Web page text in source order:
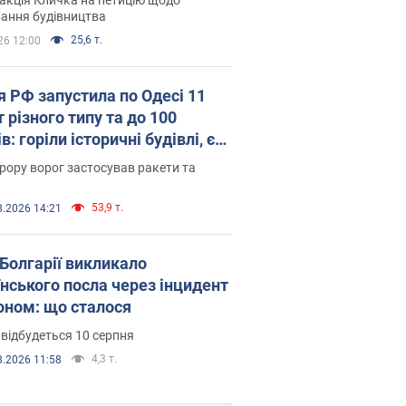
вірянина"
будівництва
12:00 25,6 т.
РФ запустила по Одесі 11
різного типу та до 100
горіли історичні будівлі, є
Фото та відео
ворог застосував ракети та
14:21 53,9 т.
викликало
посла через інцидент
що сталося
відбудеться 10 серпня
11:58 4,3 т.